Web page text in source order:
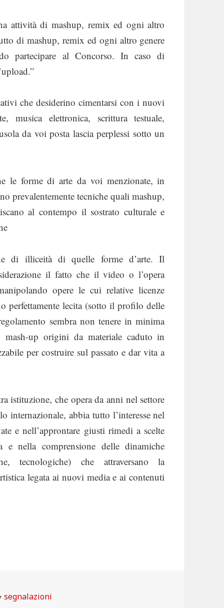
attività di mashup, remix ed ogni altro
di mashup, remix ed ogni altro genere
partecipare al Concorso. In caso di
che desiderino cimentarsi con i nuovi
musica elettronica, scrittura testuale,
da voi posta lascia perplessi sotto un
le forme di arte da voi menzionate, in
prevalentemente tecniche quali mashup,
al contempo il sostrato culturale e
di illiceità di quelle forme d’arte. Il
il fatto che il video o l’opera
opere le cui relative licenze
perfettamente lecita (sotto il profilo delle
sembra non tenere in minima
up origini da materiale caduto in
per costruire sul passato e dar vita a
istituzione, che opera da anni nel settore
internazionale, abbia tutto l’interesse nel
e nell’approntare giusti rimedi a scelte
nella comprensione delle dinamiche
tecnologiche) che attraversano la
legata ai nuovi media e ai contenuti
Categorie
segnalazioni